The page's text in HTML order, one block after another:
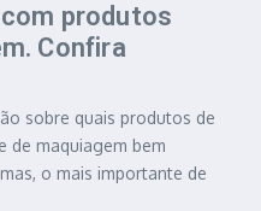
produtos
Confira
sobre quais produtos de
de maquiagem bem
o mais importante de